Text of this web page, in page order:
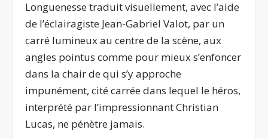
Longuenesse traduit visuellement, avec l’aide
de l’éclairagiste Jean-Gabriel Valot, par un
carré lumineux au centre de la scène, aux
angles pointus comme pour mieux s’enfoncer
dans la chair de qui s’y approche
impunément, cité carrée dans lequel le héros,
interprété par l’impressionnant Christian
Lucas, ne pénètre jamais.